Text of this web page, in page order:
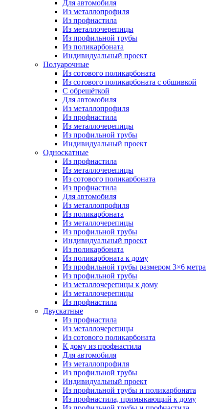
Для автомобиля
Из металлопрофиля
Из профнастила
Из металлочерепицы
Из профильной трубы
Из поликарбоната
Индивидуальный проект
Полуарочные
Из сотового поликарбоната
Из сотового поликарбоната с обшивкой
С обрешёткой
Для автомобиля
Из металлопрофиля
Из профнастила
Из металлочерепицы
Из профильной трубы
Индивидуальный проект
Односкатные
Из профнастила
Из металлочерепицы
Из сотового поликарбоната
Из профнастила
Для автомобиля
Из металлопрофиля
Из поликарбоната
Из металлочерепицы
Из профильной трубы
Индивидуальный проект
Из поликарбоната
Из поликарбоната к дому
Из профильной трубы размером 3×6 метра
Из профильной трубы
Из металлочерепицы к дому
Из металлочерепицы
Из профнастила
Двускатные
Из профнастила
Из металлочерепицы
Из сотового поликарбоната
К дому из профнастила
Для автомобиля
Из металлопрофиля
Из профильной трубы
Индивидуальный проект
Из профильной трубы и поликарбоната
Из профнастила, примыкающий к дому